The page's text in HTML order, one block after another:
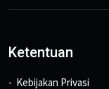
Ketentuan
Kebijakan Privasi